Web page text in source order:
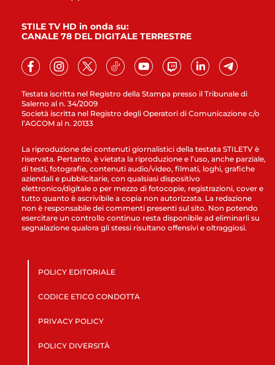
Testata iscritta nel Registro della Stampa presso il Tribunale di
Salerno al n. 34/2009
Società iscritta nel Registro degli Operatori di Comunicazione c/o
l’AGCOM al n. 20133
STILE TV HD in onda su:
CANALE 78 DEL DIGITALE TERRESTRE
La riproduzione dei contenuti giornalistici della testata STILETV è
riservata. Pertanto, è vietata la riproduzione e l’uso, anche parziale,
di testi, fotografie, contenuti audio/video, filmati, loghi, grafiche
aziendali e pubblicitarie, con qualsiasi dispositivo
elettronico/digitale o per mezzo di fotocopie, registrazioni, cover e
tutto quanto è ascrivibile a copia non autorizzata. La redazione
non è responsabile dei commenti presenti sul sito. Non potendo
esercitare un controllo continuo resta disponibile ad eliminarli su
segnalazione qualora gli stessi risultano offensivi e oltraggiosi.
POLICY EDITORIALE
CODICE ETICO CONDOTTA
PRIVACY POLICY
POLICY DIVERSITÀ